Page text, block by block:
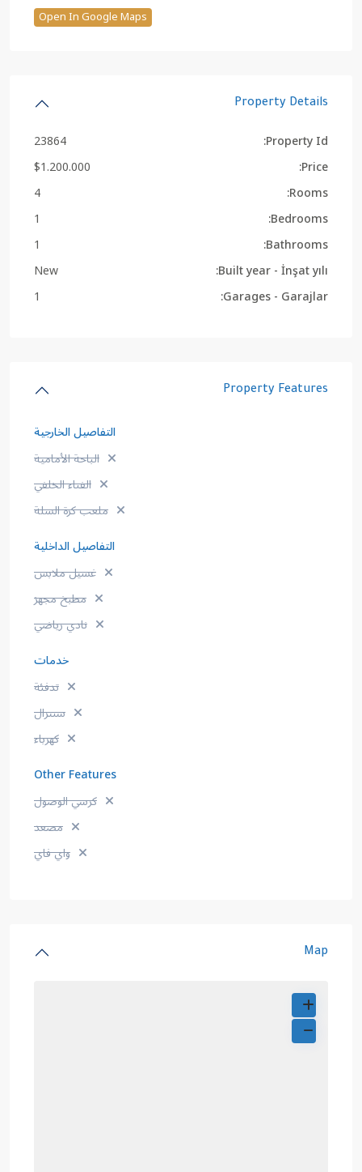
Open In Google Maps
Property Details
Property Id:
23864
Price:
$1.200.000
Rooms:
4
Bedrooms:
1
Bathrooms:
1
Built year - İnşat yılı:
New
Garages - Garajlar:
1
Property Features
التفاصيل الخارجية
الباحة الأمامية
الفناء الخلفي
ملعب كرة السلة
التفاصيل الداخلية
غسيل ملابس
مطبخ مجهز
نادي رياضي
خدمات
تدفئة
سنترال
كهرباء
Other Features
كرسي الوصول
مصعد
واي فاي
Map